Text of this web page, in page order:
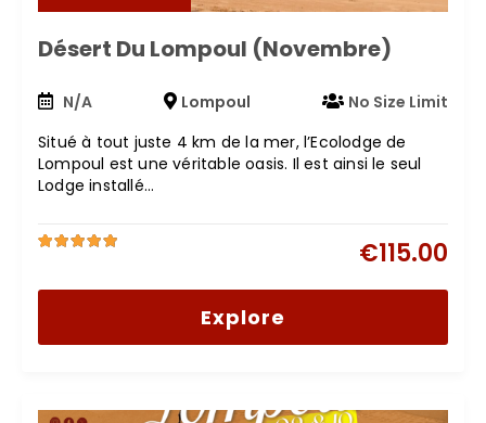
Désert Du Lompoul (Novembre)
N/A Lompoul
No Size Limit
Situé à tout juste 4 km de la mer, l’Ecolodge de
Lompoul est une véritable oasis. Il est ainsi le seul
Lodge installé…
€115.00
of
Explore